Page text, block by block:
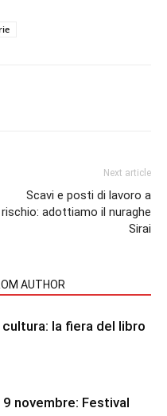
Next article
Scavi e posti di lavoro a
rischio: adottiamo il nuraghe
Sirai
AUTHOR
cultura: la fiera del libro
novembre: Festival